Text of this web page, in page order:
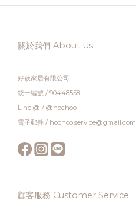
關於我們 About Us
好萩家居有限公司
統一編號 / 90448558
Line @ / @hochoo
電子郵件 / hochoo.service@gmail.com
顧客服務 Customer Service